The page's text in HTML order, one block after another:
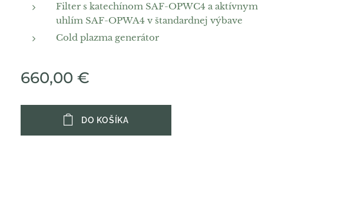
Filter s katechínom SAF-OPWC4 a aktívnym
uhlím SAF-OPWA4 v štandardnej výbave
Cold plazma generátor
660,00 €
DO KOŠÍKA